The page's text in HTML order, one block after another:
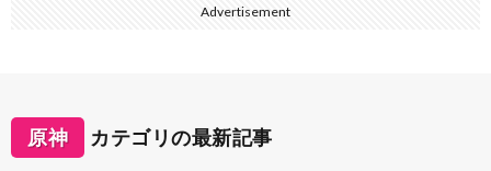
Advertisement
原神 カテゴリの最新記事